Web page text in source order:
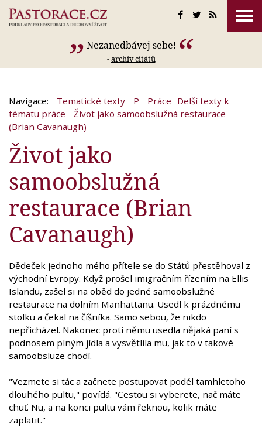
Nezanedbávej sebe!
-archív citátů
Navigace: Tematické texty P Práce Delší texty k
tématu práce
Život jako samoobslužná restaurace
(Brian Cavanaugh)
Život jako
samoobslužná
restaurace (Brian
Cavanaugh)
Dědeček jednoho mého přítele se do Států přestěhoval z
východní Evropy. Když prošel imigračním řízením na Ellis
Islandu, zašel si na oběd do jedné samoobslužné
restaurace na dolním Manhattanu. Usedl k prázdnému
stolku a čekal na číšníka. Samo sebou, že nikdo
nepřicházel. Nakonec proti němu usedla nějaká paní s
podnosem plným jídla a vysvětlila mu, jak to v takové
samoobsluze chodí.
"Vezmete si tác a začnete postupovat podél tamhletoho
dlouhého pultu," povídá. "Cestou si vyberete, nač máte
chuť. Nu, a na konci pultu vám řeknou, kolik máte
zaplatit."